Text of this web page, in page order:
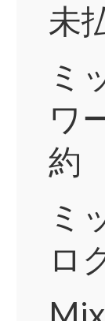
未
ミ
ワ
約
ミ
ロ